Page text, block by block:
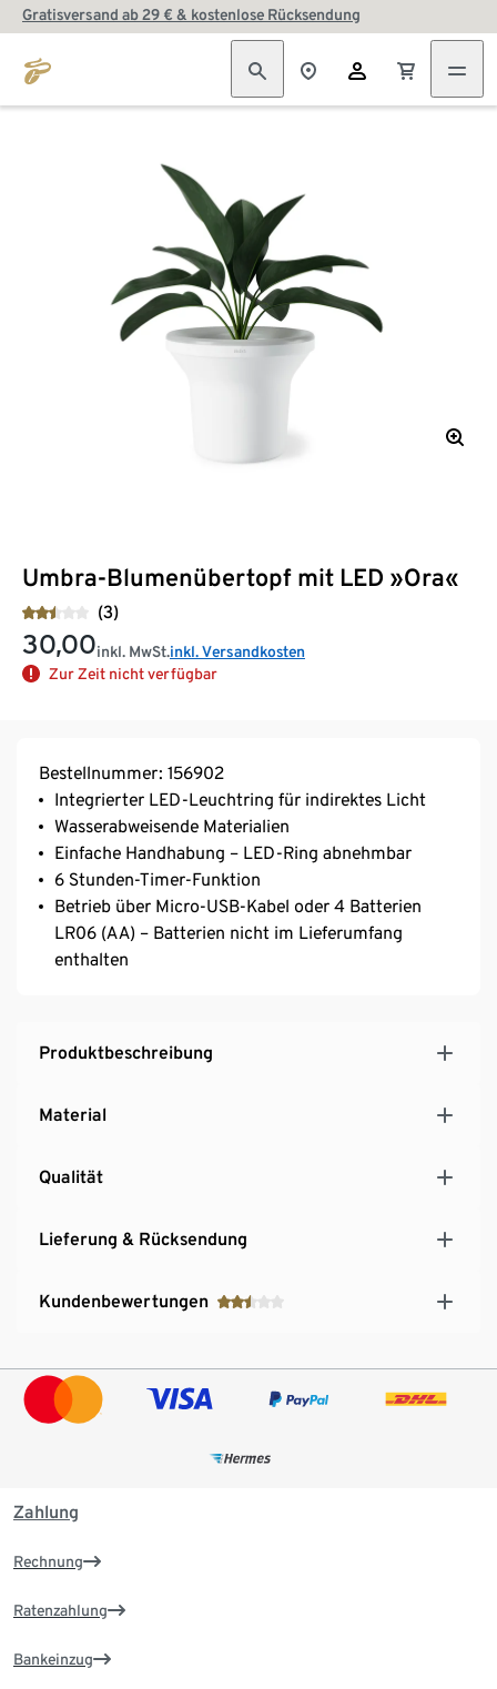
Gratisversand ab 29 € & kostenlose Rücksendung
Umbra-Blumenübertopf mit LED »Ora«
(3)
30,00inkl. MwSt.inkl. Versandkosten
Zur Zeit nicht verfügbar
Bestellnummer: 156902
Integrierter LED-Leuchtring für indirektes Licht
Wasserabweisende Materialien
Einfache Handhabung – LED-Ring abnehmbar
6 Stunden-Timer-Funktion
Betrieb über Micro-USB-Kabel oder 4 Batterien
LR06 (AA) – Batterien nicht im Lieferumfang
enthalten
Produktbeschreibung
Material
Qualität
Lieferung & Rücksendung
Kundenbewertungen
Zahlung
Rechnung
Ratenzahlung
Bankeinzug